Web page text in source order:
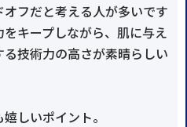
フだと考える人が多いです
キープしながら、肌に与え
技術力の高さが素晴らしい
しいポイント。